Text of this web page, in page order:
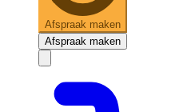
Afspraak maken
Afspraak maken